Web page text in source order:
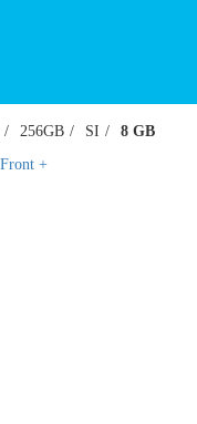
256GB SI 8 GB